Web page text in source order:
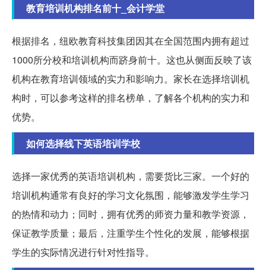
教育培训机构排名前十_会计学堂
根据排名，纽欧教育科技集团因其在全国范围内拥有超过
1000所分校和培训机构而跻身前十。这也从侧面反映了该
机构在教育培训领域的实力和影响力。家长在选择培训机
构时，可以参考这样的排名榜单，了解各个机构的实力和
优势。
如何选择线下英语培训学校
选择一家优秀的英语培训机构，需要货比三家。一个好的
培训机构通常有良好的学习文化氛围，能够激发学生学习
的热情和动力；同时，拥有优秀的师资力量和教学资源，
保证教学质量；最后，注重学生个性化的发展，能够根据
学生的实际情况进行针对性指导。